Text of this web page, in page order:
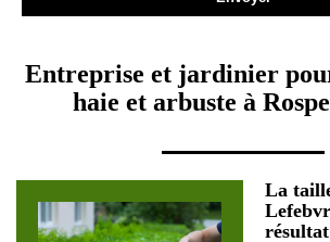
Entreprise et jardinier
haie et arbuste à
La